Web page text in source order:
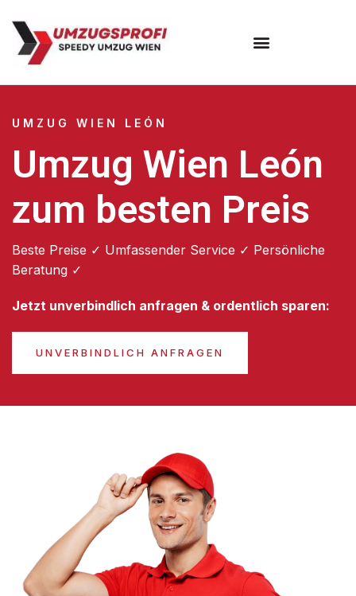
UMZUG WIEN LEÓN
Umzug Wien León
zum besten Preis
Beste Preise ✓ Umfassender Service ✓ Persönliche
Beratung ✓
Jetzt unverbindlich anfragen & ordentlich sparen:
UNVERBINDLICH ANFRAGEN